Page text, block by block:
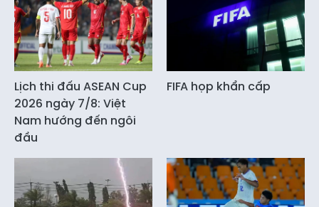
Lịch thi đấu ASEAN Cup
2026 ngày 7/8: Việt
Nam hướng đến ngôi
đầu
FIFA họp khẩn cấp